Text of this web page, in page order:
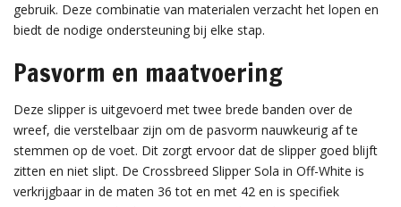
gebruik. Deze combinatie van materialen verzacht het lopen en
biedt de nodige ondersteuning bij elke stap.
Pasvorm en maatvoering
Deze slipper is uitgevoerd met twee brede banden over de
wreef, die verstelbaar zijn om de pasvorm nauwkeurig af te
stemmen op de voet. Dit zorgt ervoor dat de slipper goed blijft
zitten en niet slipt. De Crossbreed Slipper Sola in Off-White is
verkrijgbaar in de maten 36 tot en met 42 en is specifiek